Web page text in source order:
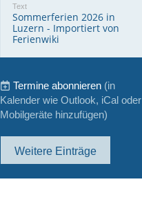
Text
Sommerferien 2026 in
Luzern - Importiert von
Ferienwiki
Termine abonnieren (in
Kalender wie Outlook, iCal oder
Mobilgeräte hinzufügen)
Weitere Einträge